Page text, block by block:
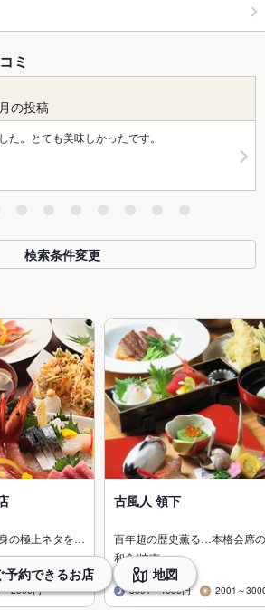
ミ
の投稿
た。とても美味しかったです。
検索条件変更
の極上ネタを…
2000円
古風人 領下
百年超の歴史薫る…本格会席
和食/岐南
3001～4000円 2001～
予約できるお店 地図